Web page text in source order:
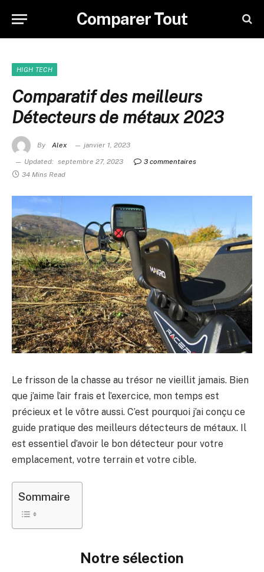
Comparer Tout
HIGH TECH
Comparatif des meilleurs
Détecteurs de métaux 2023
By Alex
janvier 1, 2023
Updated: septembre 27, 2023
3 commentaires
34 Mins Read
Le frisson de la chasse au trésor ne vieillit jamais. Bien
que j’aime l’air frais et l’exercice, mon temps est
précieux et le vôtre aussi. C’est pourquoi j’ai conçu ce
guide pratique des meilleurs détecteurs de métaux. Il
est essentiel d’avoir le bon détecteur pour votre
emplacement, votre terrain et votre cible.
Sommaire
Notre sélection